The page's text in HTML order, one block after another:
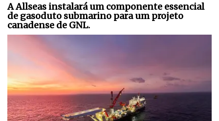
A Allseas instalará um componente essencial
de gasoduto submarino para um projeto
canadense de GNL.